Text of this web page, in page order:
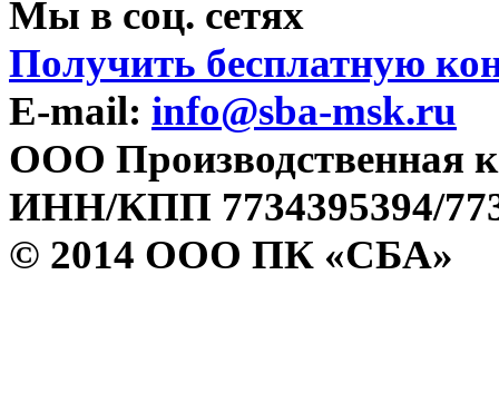
Мы в соц. сетях
Получить бесплатную
E-mail: info@sba-msk.ru
ООО Производственная
ИНН/КПП 7734395394/
© 2014 ООО ПК «СБА»